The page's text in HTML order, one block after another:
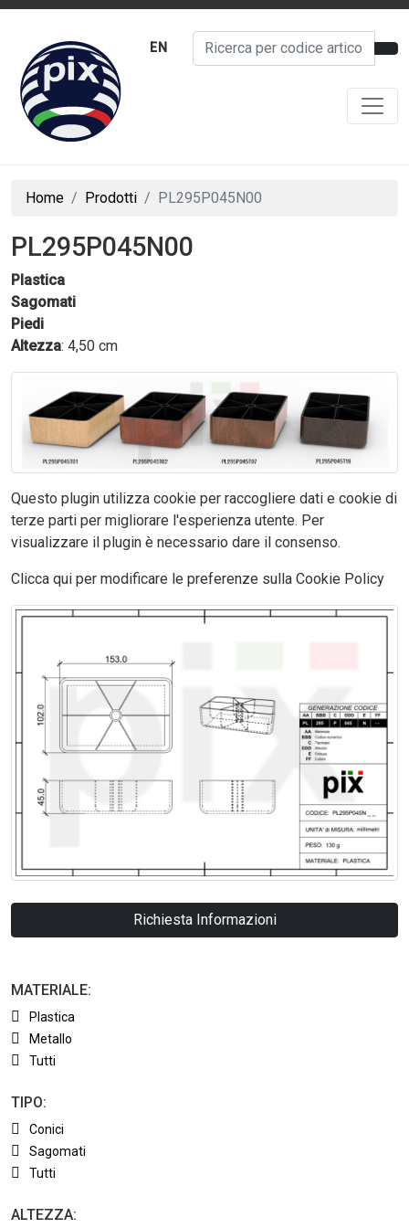
EN
Home Prodotti PL295P045N00
MATERIALE:
Plastica
Metallo
Tutti
TIPO:
Conici
Sagomati
Tutti
ALTEZZA:
PL295P045N00
Plastica
Sagomati
Piedi
Altezza: 4,50 cm
Questo plugin utilizza cookie per raccogliere dati e cookie di
terze parti per migliorare l'esperienza utente. Per
visualizzare il plugin è necessario dare il consenso.
Clicca qui per modificare le preferenze sulla Cookie Policy
Richiesta Informazioni